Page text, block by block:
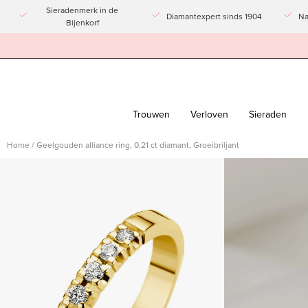
Sieradenmerk in de
Bijenkorf
Diamantexpert sinds 1904
Trouwen Verloven Sieraden
Home /Geelgouden alliance ring, 0.21 ct diamant, Groeibriljant